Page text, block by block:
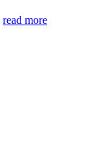
read more